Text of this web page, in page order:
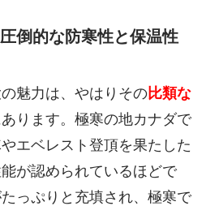
倒的な防寒性と保温性
魅力は、やはりその比類な
ります。極寒の地カナダで
エベレスト登頂を果たした
が認められているほどで
っぷりと充填され、極寒で